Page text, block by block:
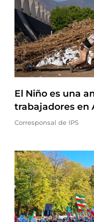
El Niño es una
trabajadores en
Corresponsal de IPS